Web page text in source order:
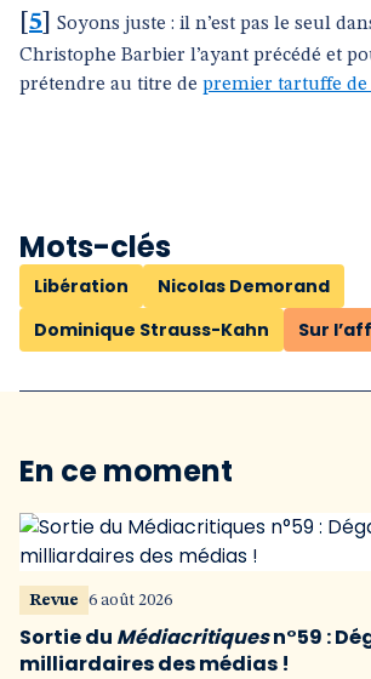
5
Soyons juste : il n’est pas le seul
Christophe Barbier l’ayant précédé et
prétendre au titre de premier tartuffe de
Mots-clés
Libération
Nicolas Demorand
Dominique Strauss-Kahn
Sur
En ce moment
Revue 6 août 2026
Sortie du Médiacritiquesn°59 :
milliardaires des médias !